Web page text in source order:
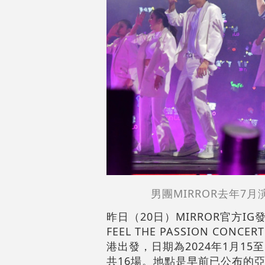
男團MIRROR去年7
昨日（20日）MIRROR官方IG
FEEL THE PASSION
港出發，日期為2024年1月15
共16場。地點是早前已公布的